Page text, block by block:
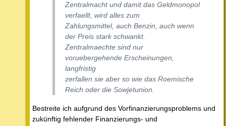
Zentralmacht und damit das Geldmonopol
verfaellt, wird alles zum
Zahlungsmittel, auch Benzin, auch wenn
der Preis stark schwankt.
Zentralmaechte sind nur
voruebergehende Erscheinungen,
langfristig
zerfallen sie aber so wie das Roemische
Reich oder die Sowjetunion.
Bestreite ich aufgrund des Vorfinanzierungsproblems und
zukünftig fehlender Finanzierungs- und